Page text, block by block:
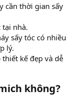
cần thời gian sấy
nhà.
sấy tóc có nhiều
lý.
kế đẹp và dễ
không?​